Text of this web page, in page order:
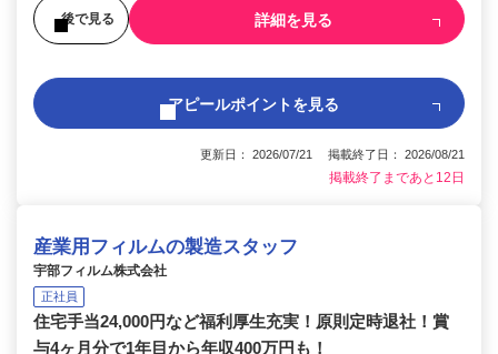
後で見る 詳細を見る
アピールポイントを見る
更新日： 2026/07/21 掲載終了日： 2026/08/21
掲載終了まであと12日
産業用フィルムの製造スタッフ
宇部フィルム株式会社
正社員
住宅手当24,000円など福利厚生充実！原則定時退社！賞
与4ヶ月分で1年目から年収400万円も！